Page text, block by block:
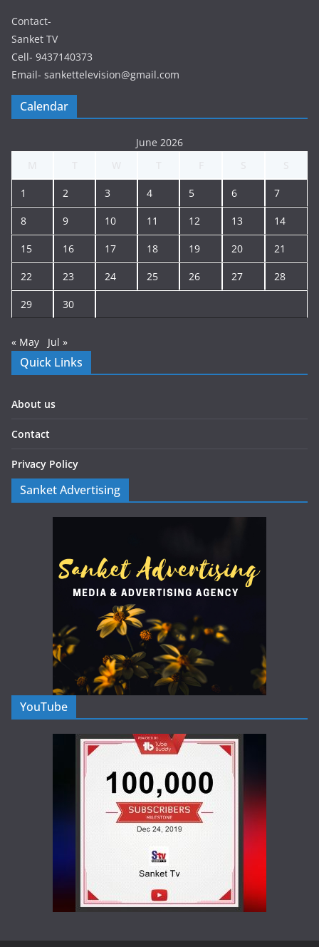
Contact-
Sanket TV
Cell- 9437140373
Email- sankettelevision@gmail.com
Calendar
June 2026
1 2 3 4 5 6 7
8 9 10 11 12 13 14
15 16 17 18 19 20 21
22 23 24 25 26 27 28
29 30
« May Jul »
Quick Links
About us
Contact
Privacy Policy
Sanket Advertising
YouTube